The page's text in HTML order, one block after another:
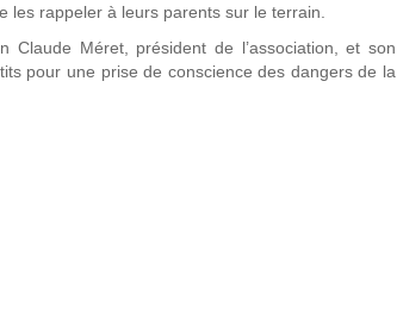
les rappeler à leurs parents sur le terrain.
Méret, président de l’association, et son
pour une prise de conscience des dangers de la